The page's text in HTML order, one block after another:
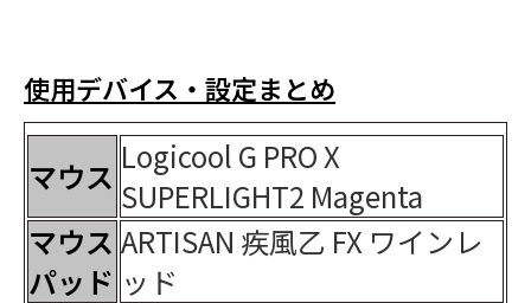
使用デバイス・設定まとめ
マウス Logicool G PRO X
SUPERLIGHT2 Magenta
マウス
パッド
ARTISAN 疾風乙 FX ワインレ
ッド